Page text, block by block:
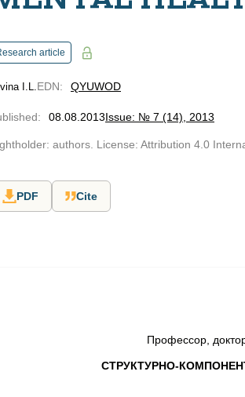
article
I.L. EDN: QYUWOD
: 08.08.2013Issue: № 7 (14), 2013
authors. License: Attribution 4.0
PDF Cite
Профессор,
СТРУКТУРНО-